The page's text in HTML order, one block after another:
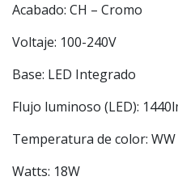
Acabado: CH – Cromo
Voltaje: 100-240V
Base: LED Integrado
Flujo luminoso (LED):
Temperatura de color: WW
Watts: 18W